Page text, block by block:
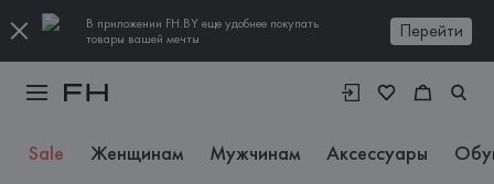
В приложении FH.BY еще удобнее покупать
товары вашей мечты
Перейти
Sale Женщинам Мужчинам Аксессуары